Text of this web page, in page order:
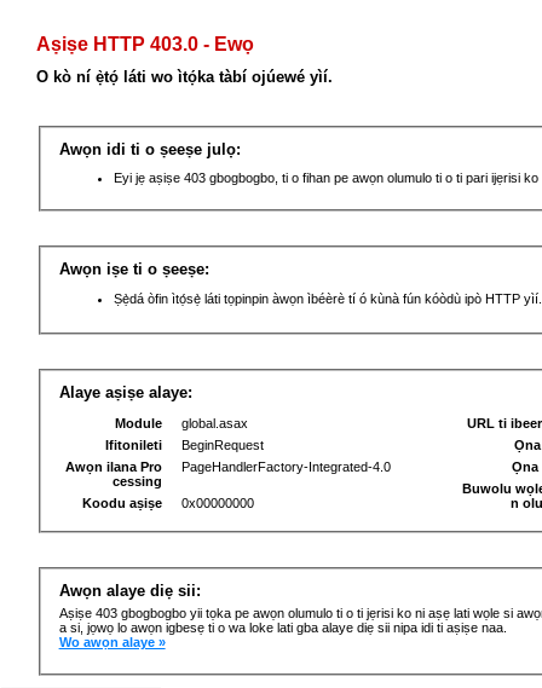
Aṣiṣe HTTP 403.0 - Ewọ
O kò ní ẹ̀tọ́ láti wo ìtọ́ka tàbí ojúewé yìí.
Awọn idi ti o ṣeeṣe julọ:
Eyi jẹ aṣiṣe 403 gbogbogbo, ti o fihan pe awọn olumulo ti o ti pari ijẹrisi
Awọn iṣe ti o ṣeeṣe:
Ṣẹ̀dá òfin ìtọ́sẹ̀ láti tọpinpin àwọn ìbéèrè tí ó kùnà fún kóòdù ipò HTTP
Alaye aṣiṣe alaye:
Module
global.asax
Ifitonileti
BeginRequest
Awọn ilana Pro
cessing
PageHandlerFactory-Integrated-4.0
Koodu aṣiṣe 0x00000000
URL ti
Ọna
Buwolu
n
Awọn alaye diẹ sii:
Aṣiṣe 403 gbogbogbo yii tọka pe awọn olumulo ti o ti jẹrisi ko ni aṣẹ lati wọle si
a si, jọwọ lo awọn igbesẹ ti o wa loke lati gba alaye diẹ sii nipa idi ti aṣiṣe naa.
Wo awọn alaye »